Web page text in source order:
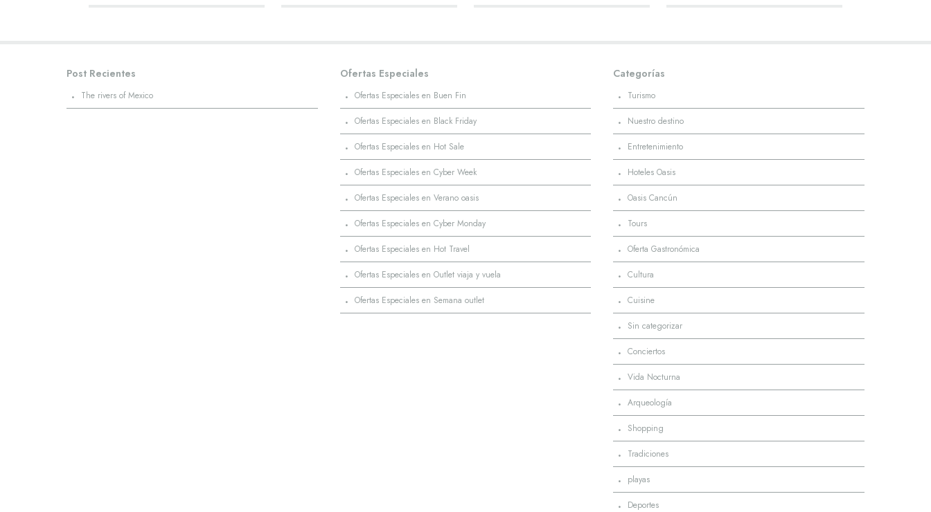
Post Recientes
· The rivers of Mexico
Ofertas Especiales
· Ofertas Especiales en Buen Fin
· Ofertas Especiales en Black Friday
· Ofertas Especiales en Hot Sale
· Ofertas Especiales en Cyber Week
· Ofertas Especiales en Verano oasis
· Ofertas Especiales en Cyber Monday
· Ofertas Especiales en Hot Travel
· Ofertas Especiales en Outlet viaja y vuela
· Ofertas Especiales en Semana outlet
Categorías
· Turismo
· Nuestro destino
· Entretenimiento
· Hoteles Oasis
· Oasis Cancún
· Tours
· Oferta Gastronómica
· Cultura
· Cuisine
· Sin categorizar
· Conciertos
· Vida Nocturna
· Arqueología
· Shopping
· Tradiciones
· playas
· Deportes